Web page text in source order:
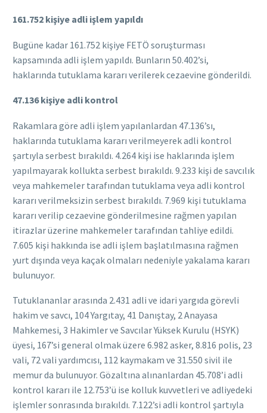
161.752 kişiye adli işlem yapıldı
Bugüne kadar 161.752 kişiye FETÖ soruşturması
kapsamında adli işlem yapıldı. Bunların 50.402’si,
haklarında tutuklama kararı verilerek cezaevine gönderildi.
47.136 kişiye adli kontrol
Rakamlara göre adli işlem yapılanlardan 47.136’sı,
haklarında tutuklama kararı verilmeyerek adli kontrol
şartıyla serbest bırakıldı. 4.264 kişi ise haklarında işlem
yapılmayarak kollukta serbest bırakıldı. 9.233 kişi de savcılık
veya mahkemeler tarafından tutuklama veya adli kontrol
kararı verilmeksizin serbest bırakıldı. 7.969 kişi tutuklama
kararı verilip cezaevine gönderilmesine rağmen yapılan
itirazlar üzerine mahkemeler tarafından tahliye edildi.
7.605 kişi hakkında ise adli işlem başlatılmasına rağmen
yurt dışında veya kaçak olmaları nedeniyle yakalama kararı
bulunuyor.
Tutuklananlar arasında 2.431 adli ve idari yargıda görevli
hakim ve savcı, 104 Yargıtay, 41 Danıştay, 2 Anayasa
Mahkemesi, 3 Hakimler ve Savcılar Yüksek Kurulu (HSYK)
üyesi, 167’si general olmak üzere 6.982 asker, 8.816 polis, 23
vali, 72 vali yardımcısı, 112 kaymakam ve 31.550 sivil ile
memur da bulunuyor. Gözaltına alınanlardan 45.708’i adli
kontrol kararı ile 12.753’ü ise kolluk kuvvetleri ve adliyedeki
işlemler sonrasında bırakıldı. 7.122’si adli kontrol şartıyla